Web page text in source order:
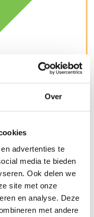
Over
advertenties te
media te bieden
Ook delen we
site met onze
en analyse. Deze
met andere
Egg accessoires